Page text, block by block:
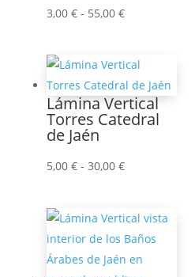
3,00 € - 55,00 €Rango
desde
3,00 €
hasta
Lámina Vertical
Torres Catedral
de Jaén
5,00 € - 30,00 €Rango
desde
5,00 €
hasta